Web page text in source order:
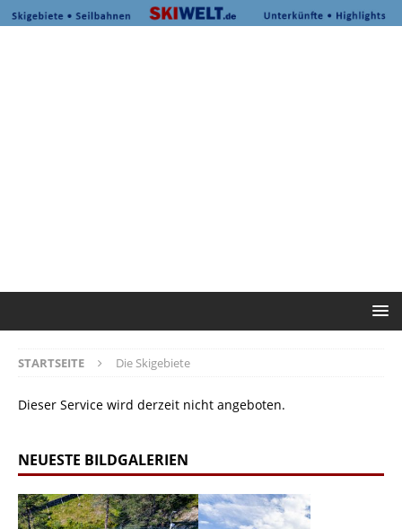
STARTSEITE Die Skigebiete
Dieser Service wird derzeit nicht angeboten.
NEUESTE BILDGALERIEN